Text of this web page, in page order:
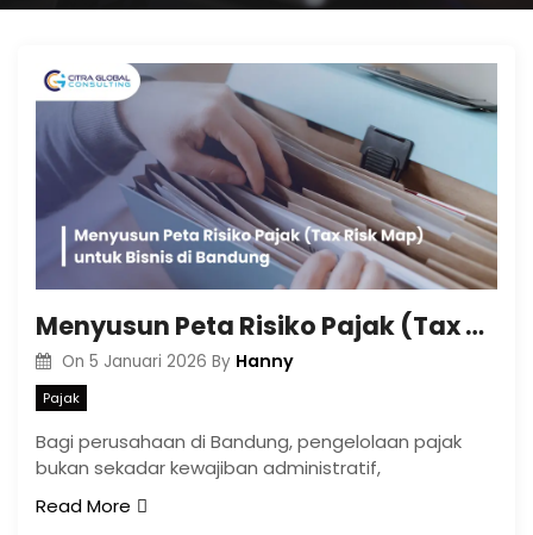
Menyusun Peta Risiko Pajak (Tax Risk Map) untuk Bisnis di Bandung
On 5 Januari 2026 By Hanny
Pajak
Bagi perusahaan di Bandung, pengelolaan pajak
bukan sekadar kewajiban administratif,
Read More